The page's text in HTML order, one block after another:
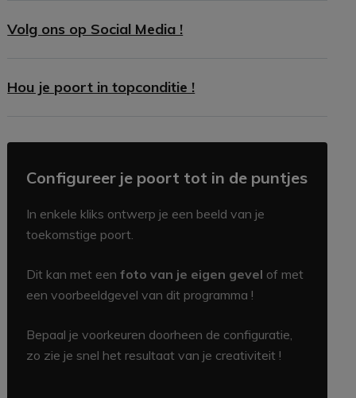
Volg ons op Social Media !
Hou je poort in topconditie !
Configureer je poort tot in de puntjes
In enkele kliks ontwerp je een beeld van je
toekomstige poort.
Dit kan met eenfoto van je eigen gevel of met
een voorbeeldgevel van dit programma !
Bepaal je voorkeuren doorheen de configuratie,
zo zie je snel het resultaat van je creativiteit !